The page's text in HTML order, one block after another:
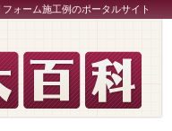
ォーム施工例のポータルサイト